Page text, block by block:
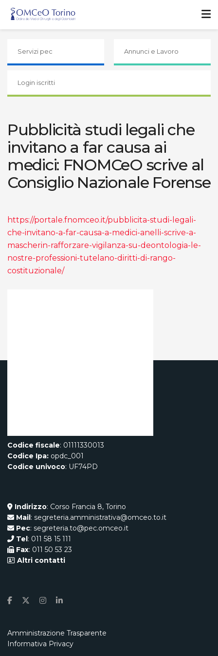
Servizi pec Annunci e Lavoro
Login iscritti
Pubblicità studi legali che
invitano a far causa ai
medici: FNOMCeO scrive al
Consiglio Nazionale Forense
https://portale.fnomceo.it/pubblicita-studi-legali-
che-invitano-a-far-causa-a-medici-anelli-scrive-a-
mascherin-rafforzare-vigilanza-su-deontologia-le-
nostre-professioni-tutelano-diritti-di-rango-
costituzionale/
Codice fiscale: 01111330013
Codice Ipa: opdc_001
Codice univoco: UF74PD
Indirizzo: Corso Francia 8, Torino
Mail: segreteria.amministrativa@omceo.to.it
Pec: segreteria.to@pec.omceo.it
Tel: 011 58 15 111
Fax: 011 50 53 23
Altri contatti
Amministrazione Trasparente
Informativa Privacy